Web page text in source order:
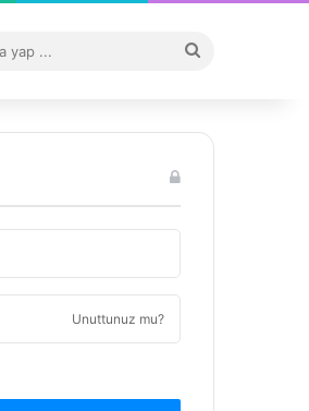
...
Unuttunuz mu?